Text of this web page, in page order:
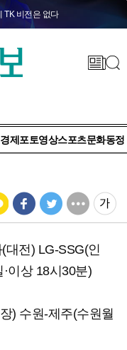
TK 비전은 없다
경제 포토영상스포츠문화동정
대전) LG-SSG(인
이상 18시30분)
) 수원-제주(수원월